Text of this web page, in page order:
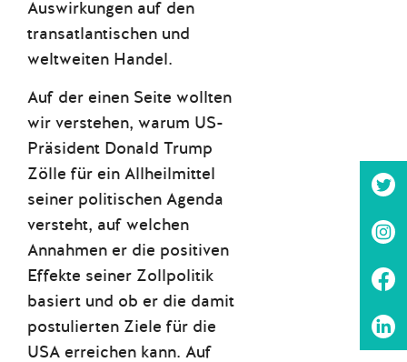
Auswirkungen auf den
transatlantischen und
weltweiten Handel.
Auf der einen Seite wollten
wir verstehen, warum US-
Präsident Donald Trump
Zölle für ein Allheilmittel
seiner politischen Agenda
versteht, auf welchen
Annahmen er die positiven
Effekte seiner Zollpolitik
basiert und ob er die damit
postulierten Ziele für die
USA erreichen kann. Auf